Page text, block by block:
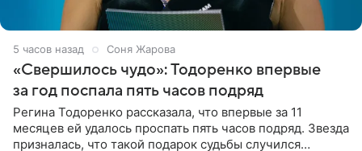
5 часов назад Соня Жарова
«Свершилось чудо»: Тодоренко впервые
за год поспала пять часов подряд
Регина Тодоренко рассказала, что впервые за 11
месяцев ей удалось проспать пять часов подряд. Звезда
призналась, что такой подарок судьбы случился